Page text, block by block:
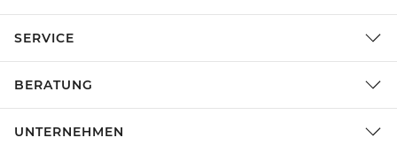
SERVICE
BERATUNG
UNTERNEHMEN